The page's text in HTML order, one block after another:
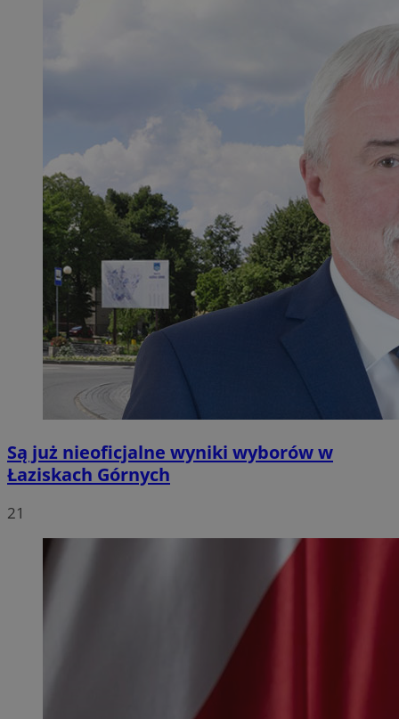
Są już nieoficjalne wyniki wyborów w
Łaziskach Górnych
21